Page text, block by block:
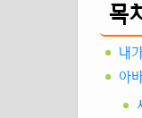
목
내
아